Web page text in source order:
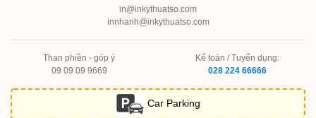
in@inkythuatso.com
innhanh@inkythuatso.com
Than phiền - góp ý
09 09 09 9669
Kế toán / Tuyển dụng:
028 224 66666
Car Parking